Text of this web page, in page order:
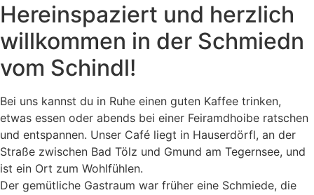
Hereinspaziert und herzlich
willkommen in der Schmiedn
vom Schindl!
Bei uns kannst du in Ruhe einen guten Kaffee trinken,
etwas essen oder abends bei einer Feiramdhoibe ratschen
und entspannen. Unser Café liegt in Hauserdörfl, an der
Straße zwischen Bad Tölz und Gmund am Tegernsee, und
ist ein Ort zum Wohlfühlen.
Der gemütliche Gastraum war früher eine Schmiede, die